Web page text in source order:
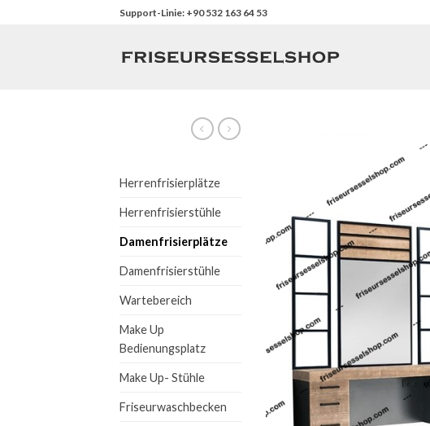
Support-Linie: +90 532 163 64 53
Herrenfrisierplätze
Herrenfrisierstühle
Damenfrisierplätze
Damenfrisierstühle
Wartebereich
Make Up
Bedienungsplatz
Make Up- Stühle
Friseurwaschbecken